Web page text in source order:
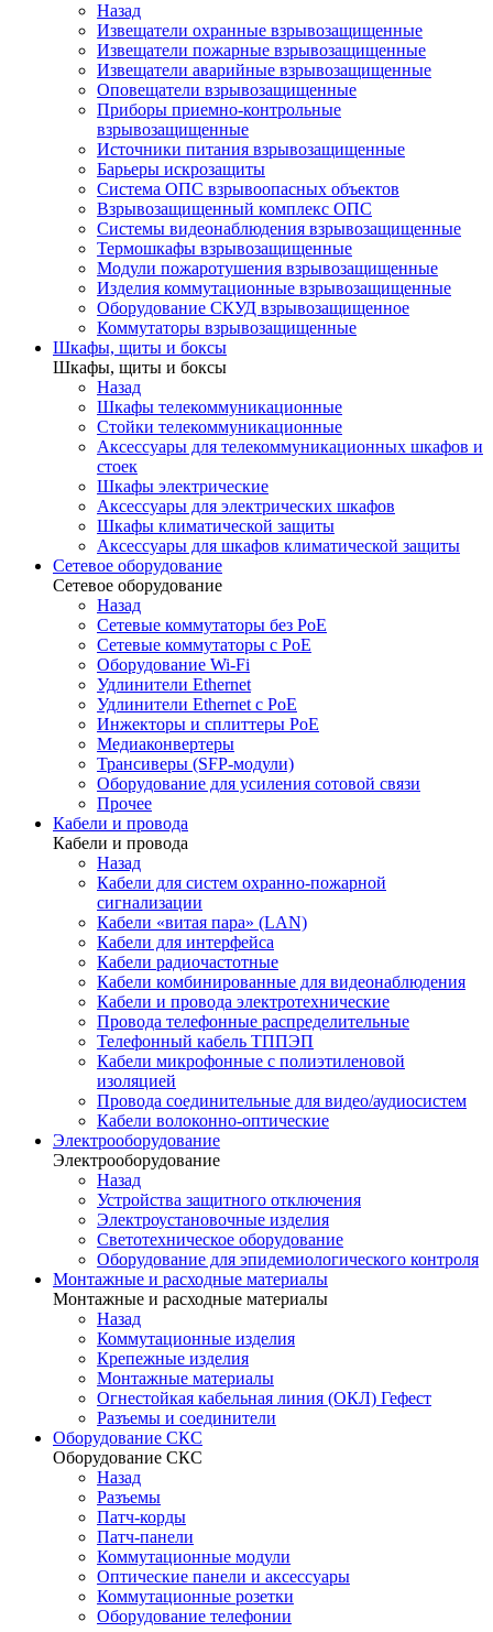
Назад
Извещатели охранные взрывозащищенные
Извещатели пожарные взрывозащищенные
Извещатели аварийные взрывозащищенные
Оповещатели взрывозащищенные
Приборы приемно-контрольные
взрывозащищенные
Источники питания взрывозащищенные
Барьеры искрозащиты
Система ОПС взрывоопасных объектов
Взрывозащищенный комплекс ОПС
Системы видеонаблюдения взрывозащищенные
Термошкафы взрывозащищенные
Модули пожаротушения взрывозащищенные
Изделия коммутационные взрывозащищенные
Оборудование СКУД взрывозащищенное
Коммутаторы взрывозащищенные
Шкафы, щиты и боксы
Шкафы, щиты и боксы
Назад
Шкафы телекоммуникационные
Стойки телекоммуникационные
Аксессуары для телекоммуникационных шкафов и
стоек
Шкафы электрические
Аксессуары для электрических шкафов
Шкафы климатической защиты
Аксессуары для шкафов климатической защиты
Сетевое оборудование
Сетевое оборудование
Назад
Сетевые коммутаторы без PoE
Сетевые коммутаторы с PoE
Оборудование Wi-Fi
Удлинители Ethernet
Удлинители Ethernet с PoE
Инжекторы и сплиттеры PoE
Медиаконвертеры
Трансиверы (SFP-модули)
Оборудование для усиления сотовой связи
Прочее
Кабели и провода
Кабели и провода
Назад
Кабели для систем охранно-пожарной
сигнализации
Кабели «витая пара» (LAN)
Кабели для интерфейса
Кабели радиочастотные
Кабели комбинированные для видеонаблюдения
Кабели и провода электротехнические
Провода телефонные распределительные
Телефонный кабель ТППЭП
Кабели микрофонные с полиэтиленовой
изоляцией
Провода соединительные для видео/аудиосистем
Кабели волоконно-оптические
Электрооборудование
Электрооборудование
Назад
Устройства защитного отключения
Электроустановочные изделия
Светотехническое оборудование
Оборудование для эпидемиологического контроля
Монтажные и расходные материалы
Монтажные и расходные материалы
Назад
Коммутационные изделия
Крепежные изделия
Монтажные материалы
Огнестойкая кабельная линия (ОКЛ) Гефест
Разъемы и соединители
Оборудование СКС
Оборудование СКС
Назад
Разъемы
Патч-корды
Патч-панели
Коммутационные модули
Оптические панели и аксессуары
Коммутационные розетки
Оборудование телефонии